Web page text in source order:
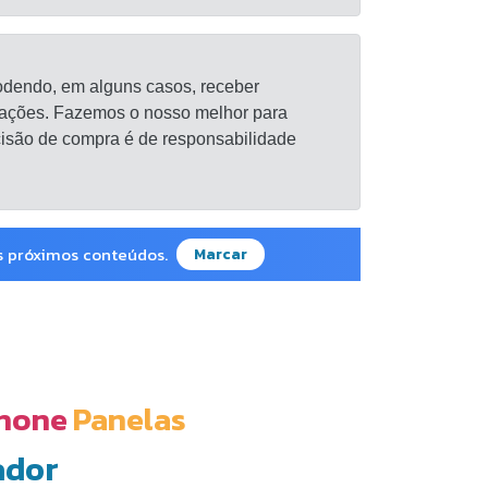
em alguns casos, receber
Fazemos o nosso melhor para
de compra é de responsabilidade
conteúdos. Marcar
Panelas